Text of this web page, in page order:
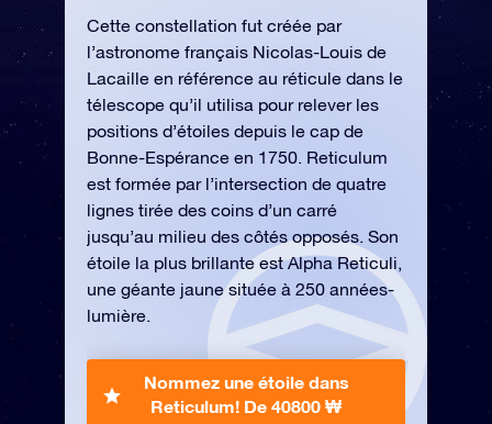
Cette constellation fut créée par
l’astronome français Nicolas-Louis de
Lacaille en référence au réticule dans le
télescope qu’il utilisa pour relever les
positions d’étoiles depuis le cap de
Bonne-Espérance en 1750. Reticulum
est formée par l’intersection de quatre
lignes tirée des coins d’un carré
jusqu’au milieu des côtés opposés. Son
étoile la plus brillante est Alpha Reticuli,
une géante jaune située à 250 années-
lumière.
Nommez une étoile dans
Reticulum! De 40800 ₩